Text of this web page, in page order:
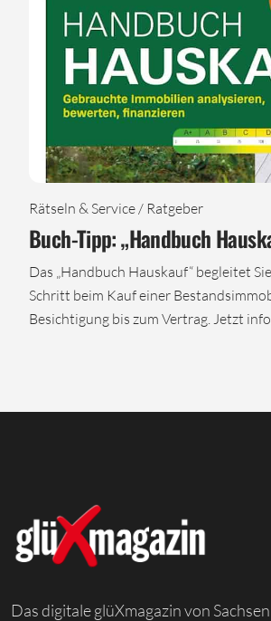
Rätseln & Service / Ratgeber
Buch-Tipp: „Handbuch
Das „Handbuch Hauskauf“ begleitet
Schritt beim Kauf einer
Besichtigung bis zum Vertrag. Jetzt
Das digitale glüXmagazin von